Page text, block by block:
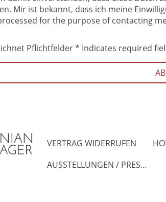
Mir ist bekannt, dass ich meine
for the purpose of contacting
Pflichtfelder * Indicates required
VERTRAG WIDERRUFEN
AUSSTELLUNGEN / PRESSE